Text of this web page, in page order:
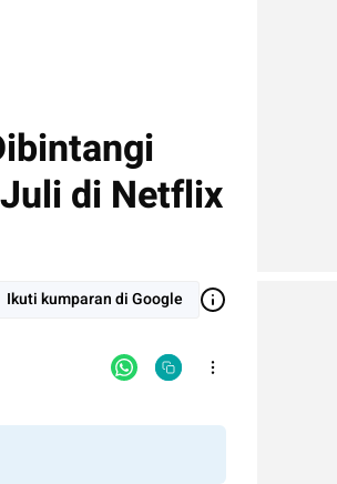
di Netflix
Ikuti kumparan di Google